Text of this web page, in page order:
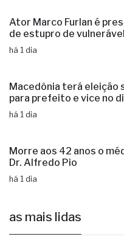
Ator Marco Furlan é
de estupro de vulnerável
há 1 dia
Macedônia terá eleição
para prefeito e vice no
há 1 dia
Morre aos 42 anos o
Dr. Alfredo Pio
há 1 dia
as mais lidas